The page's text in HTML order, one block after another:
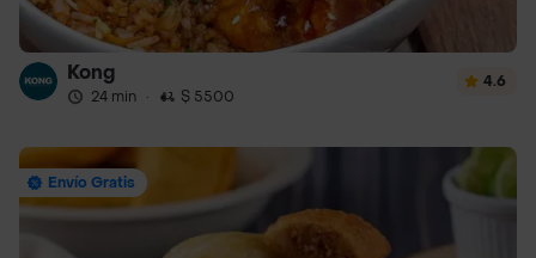
Kong
24 min · $ 5500
4.6
Envío Gratis